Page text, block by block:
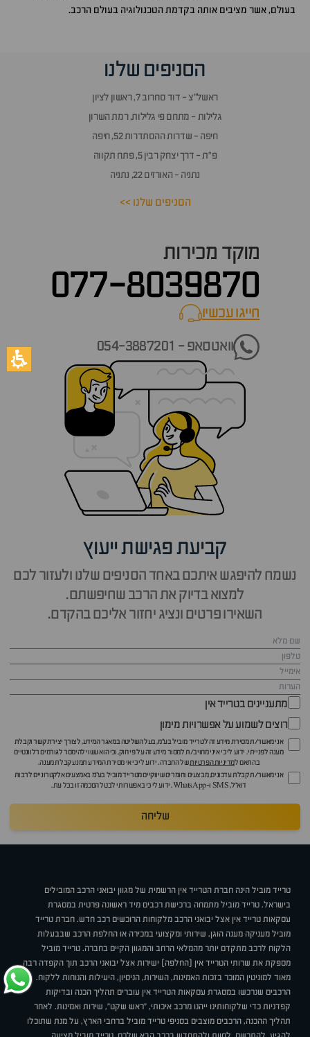
בעולם, אשר מציבים אותה בקדמת הטכנולוגיה בעולם הרכב.
הסניפים שלנו
ראשל״צ - דוד סחרוב 7, ראשון לציון
גלילות - מתחם פי גלילות, רמת השרון
חיפה - שדרות ההסתדרות 52, חיפה
פ״ת - דרך יצחק רבין 5, פתח תקווה
נתניה - האורזים 22, נתניה
הסניפים שלנו >>
מוקד מכירות
077-8039870
חייגו עכשיוcall now
וואטסאפ - 054-3887201
קביעת פגישת ייעוץ
נשמח להיפגש איתכם באחד הסניפים שלנו ולעזור לכם
למצוא בדיוק את הרכב שחיפשתם.
השאירו פרטים ונציג יחזור אליכם בהקדם.
מתעניינים בטרייד אין
רוצים לשמוע על אפשרויות מימון
אני מאשר/ת מסירת מידע זה לטרייד מוביל בע"מ, בעל השליטה במאגר המידע, לצורך יצירת קשר וקבלת
מענה לפנייתי. ידוע לי כי איני מחויב/ת למסור מידע זה על פי חוק, וכי הוא עשוי להימסר לגורמים רלוונטיים
בהתאם למדיניות הפרטיותשל החברה. ידוע לי כי אי מסירת המידע תמנע קבלת מענה.
אני מאשר/ת קבלת עדכונים, מבצעים וחומרים שיווקיים מטרייד מוביל בע"מ באמצעים אלקטרוניים לרבות
דוא״ל, SMS ו-WhatsApp. ידוע לי כי באפשרותי לבטל הסכמה זו בכל עת.
שליחה
טרייד מוביל הינה חברת הטרייד אין הרשמית של מגוון יבואני הרכב המובילים
בישראל. טרייד מוביל מתמחה ברכישת רכבים מיד ראשונה פרטית במסגרת
עסקאות טרייד אין אצל יבואני הרכב מלקוחות הרוכשים רכב חדש. חברת טרייד
מוביל מעניקה מענה הוגן, שירותי ומקצועי במכירה או החלפת הרכב שבבעלות
הלקוח לרכב מתקדם יותר מהמלאי הרחב והמגוון הקיים בחברה. טרייד מוביל
מספקת את שרותי הטרייד אין (החלפה) ישירות אצל יבואני הרכב תוך הקפדה רבה
מאוד למוניטין המוכר בזכות האמינות, השירות, הניסיון, היעילות והנוחות ללקוח.
הרכבים שנרכשו במסגרת עסקאות הטרייד אין עוברים תהליך הכנה ובדיקות
קפדניות כדי שלקוחותינו ייהנו מרכב איכותי, "ראש שקט", שירות ואמינות. לאחר
תהליך ההכנה, הרכבים מוצבים בסניפי טרייד מוביל ברחבי הארץ, על מנת שתוכלו